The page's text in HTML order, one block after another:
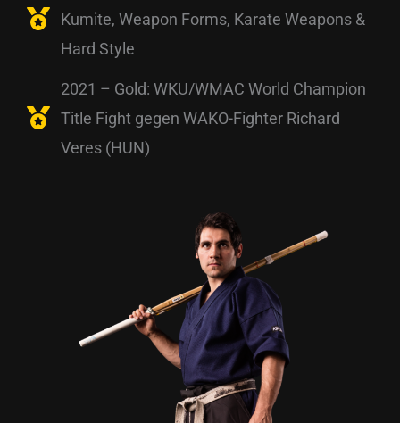
Kumite, Weapon Forms, Karate Weapons &
Hard Style
2021 – Gold: WKU/WMAC World Champion
Title Fight gegen WAKO-Fighter Richard
Veres (HUN)